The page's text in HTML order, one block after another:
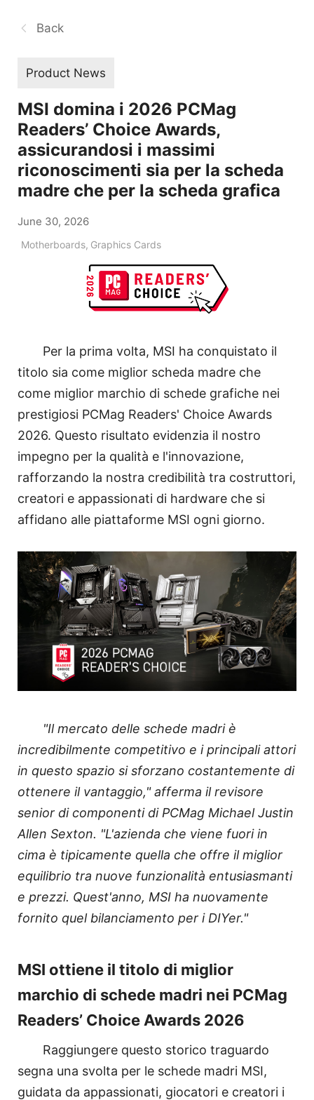
Back
Product News
MSI domina i 2026 PCMag
Readers’ Choice Awards,
assicurandosi i massimi
riconoscimenti sia per la scheda
madre che per la scheda grafica
June 30, 2026
Motherboards, Graphics Cards
Per la prima volta, MSI ha conquistato il
titolo sia come miglior scheda madre che
come miglior marchio di schede grafiche nei
prestigiosi PCMag Readers' Choice Awards
2026. Questo risultato evidenzia il nostro
impegno per la qualità e l'innovazione,
rafforzando la nostra credibilità tra costruttori,
creatori e appassionati di hardware che si
affidano alle piattaforme MSI ogni giorno.
"Il mercato delle schede madri è
incredibilmente competitivo e i principali attori
in questo spazio si sforzano costantemente di
ottenere il vantaggio," afferma il revisore
senior di componenti di PCMag Michael Justin
Allen Sexton. "L'azienda che viene fuori in
cima è tipicamente quella che offre il miglior
equilibrio tra nuove funzionalità entusiasmanti
e prezzi. Quest'anno, MSI ha nuovamente
fornito quel bilanciamento per i DIYer."
MSI ottiene il titolo di miglior
marchio di schede madri nei PCMag
Readers’ Choice Awards 2026
Raggiungere questo storico traguardo
segna una svolta per le schede madri MSI,
guidata da appassionati, giocatori e creatori i